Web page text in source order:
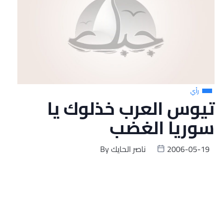
رأي
تيوس العرب خذلوك يا
سوريا الغضب
Byناصر الحايك 2006-05-19